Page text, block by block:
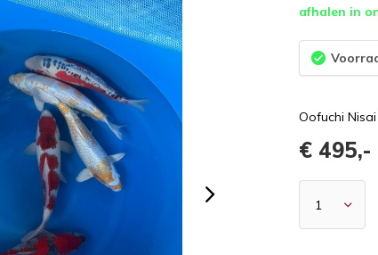
afhalen in
Oofuchi
€ 495,-